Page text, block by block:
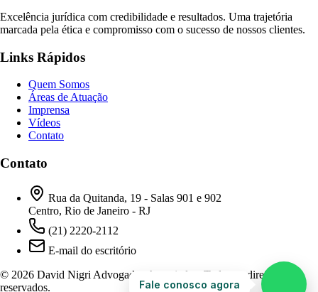
Excelência jurídica com credibilidade e resultados. Uma trajetória
marcada pela ética e compromisso com o sucesso de nossos clientes.
Links Rápidos
Quem Somos
Áreas de Atuação
Imprensa
Vídeos
Contato
Contato
Rua da Quitanda, 19 - Salas 901 e 902
Centro, Rio de Janeiro - RJ
(21) 2220-2112
E-mail do escritório
© 2026 David Nigri Advogados Associados. Todos os direitos
reservados.
Para que possamos ajudá-lo, por favor, informe
como deseja falar com nossa equipe.
Prefiro ser respondido por:
Fale conosco agora